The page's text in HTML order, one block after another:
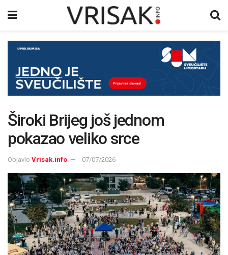
Široki Brijeg još jednom
pokazao veliko srce
Objavio Vrisak.info 07/07/2026